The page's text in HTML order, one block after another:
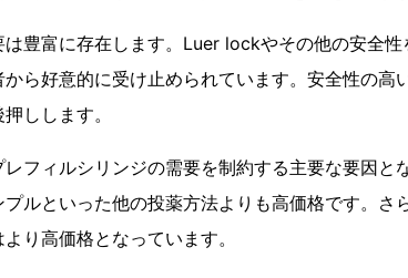
豊富に存在します。Luer lockやその他の安全
ら好意的に受け止められています。安全性の高
しします。
フィルシリンジの需要を制約する主要な要因と
プルといった他の投薬方法よりも高価格です。
り高価格となっています。